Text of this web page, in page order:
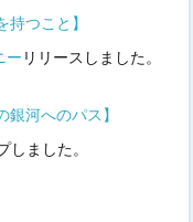
持つこと】
ー リリースしました。
銀河へのパス】
しました。